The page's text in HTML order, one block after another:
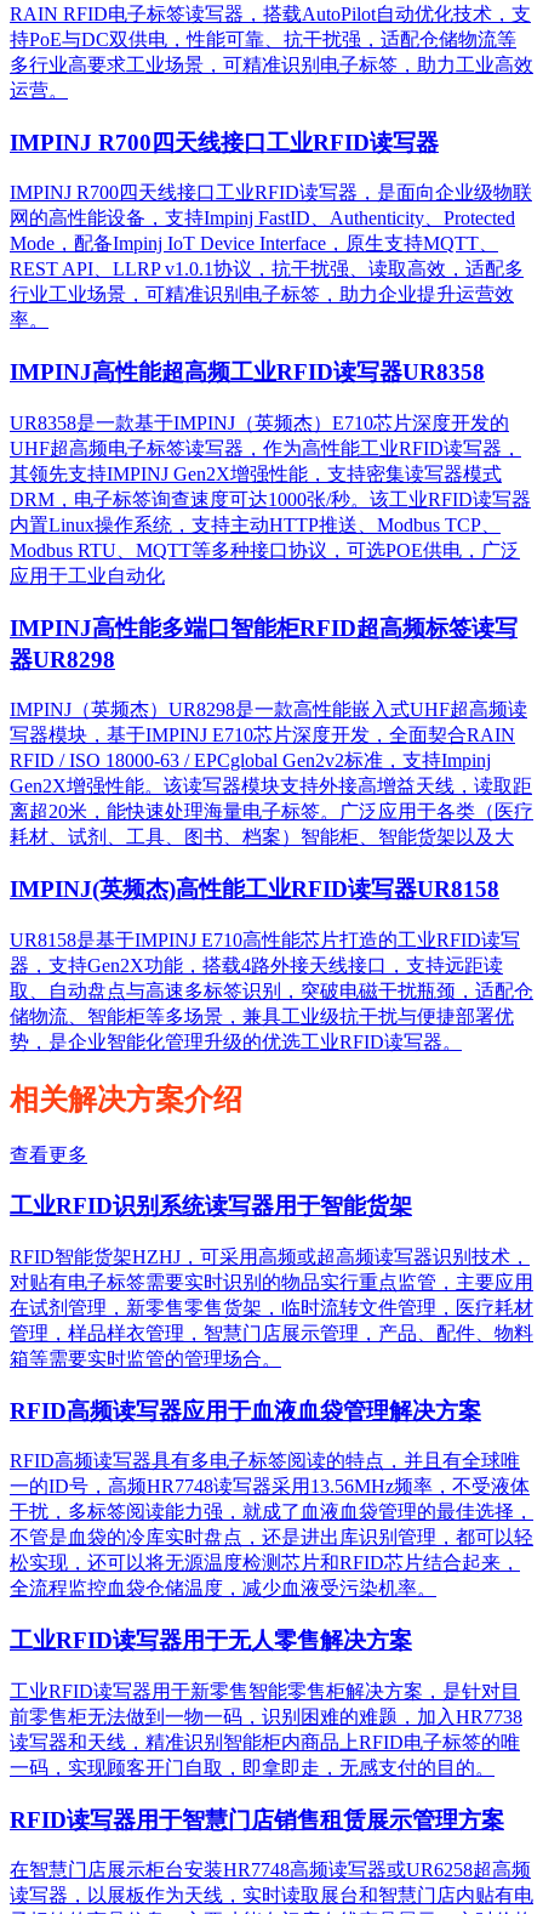
RAIN RFID电子标签读写器，搭载AutoPilot自动优化技术，支
持PoE与DC双供电，性能可靠、抗干扰强，适配仓储物流等
多行业高要求工业场景，可精准识别电子标签，助力工业高效
运营。​
IMPINJ R700四天线接口工业RFID读写器
IMPINJ R700四天线接口工业RFID读写器，是面向企业级物联
网的高性能设备，支持Impinj FastID、Authenticity、Protected
Mode，配备Impinj IoT Device Interface，原生支持MQTT、
REST API、LLRP v1.0.1协议，抗干扰强、读取高效，适配多
行业工业场景，可精准识别电子标签，助力企业提升运营效
率。
IMPINJ高性能超高频工业RFID读写器UR8358
UR8358是一款基于IMPINJ（英频杰）E710芯片深度开发的
UHF超高频电子标签读写器，作为高性能工业RFID读写器，
其领先支持IMPINJ Gen2X增强性能，支持密集读写器模式
DRM，电子标签询查速度可达1000张/秒。该工业RFID读写器
内置Linux操作系统，支持主动HTTP推送、Modbus TCP、
Modbus RTU、MQTT等多种接口协议，可选POE供电，广泛
应用于工业自动化
IMPINJ高性能多端口智能柜RFID超高频标签读写
器UR8298
IMPINJ（英频杰）UR8298是一款高性能嵌入式UHF超高频读
写器模块，基于IMPINJ E710芯片深度开发，全面契合RAIN
RFID / ISO 18000-63 / EPCglobal Gen2v2标准，支持Impinj
Gen2X增强性能。该读写器模块支持外接高增益天线，读取距
离超20米，能快速处理海量电子标签。广泛应用于各类（医疗
耗材、试剂、工具、图书、档案）智能柜、智能货架以及大
IMPINJ(英频杰)高性能工业RFID读写器UR8158
UR8158是基于IMPINJ E710高性能芯片打造的工业RFID读写
器，支持Gen2X功能，搭载4路外接天线接口，支持远距读
取、自动盘点与高速多标签识别，突破电磁干扰瓶颈，适配仓
储物流、智能柜等多场景，兼具工业级抗干扰与便捷部署优
势，是企业智能化管理升级的优选工业RFID读写器。
相关解决方案介绍
查看更多
工业RFID识别系统读写器用于智能货架
RFID智能货架HZHJ，可采用高频或超高频读写器识别技术，
对贴有电子标签需要实时识别的物品实行重点监管，主要应用
在试剂管理，新零售零售货架，临时流转文件管理，医疗耗材
管理，样品样衣管理，智慧门店展示管理，产品、配件、物料
箱等需要实时监管的管理场合。
RFID高频读写器应用于血液血袋管理解决方案
RFID高频读写器具有多电子标签阅读的特点，并且有全球唯
一的ID号，高频HR7748读写器采用13.56MHz频率，不受液体
干扰，多标签阅读能力强，就成了血液血袋管理的最佳选择，
不管是血袋的冷库实时盘点，还是进出库识别管理，都可以轻
松实现，还可以将无源温度检测芯片和RFID芯片结合起来，
全流程监控血袋仓储温度，减少血液受污染机率。
工业RFID读写器用于无人零售解决方案
工业RFID读写器用于新零售智能零售柜解决方案，是针对目
前零售柜无法做到一物一码，识别困难的难题，加入HR7738
读写器和天线，精准识别​智能柜内商品上RFID电子标签的唯
一码，实现顾客开门自取，即拿即走，无感支付的目的。
RFID读写器用于智慧门店销售租赁展示管理方案
在智慧门店展示柜台安装HR7748高频读写器或UR6258超高频
读写器，以展板作为天线，实时读取展台和智慧门店内贴有电